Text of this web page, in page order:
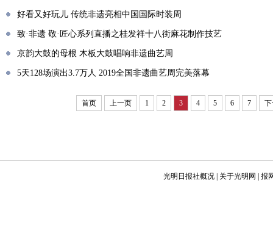
好看又好玩儿 传统非遗亮相中国国际时装周
致·非遗 敬·匠心系列直播之桂发祥十八街麻花制作技艺
京韵大鼓的母根 木板大鼓唱响非遗曲艺周
5天128场演出3.7万人 2019全国非遗曲艺周完美落幕
首页 上一页 1 2 3 4 5 6 7
光明日报社概况 关于光明网 报